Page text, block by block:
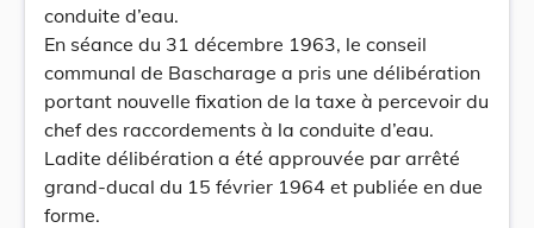
conduite d’eau.
En séance du 31 décembre 1963, le conseil
communal de Bascharage a pris une délibération
portant nouvelle fixation de la taxe à percevoir du
chef des raccordements à la conduite d’eau.
Ladite délibération a été approuvée par arrêté
grand-ducal du 15 février 1964 et publiée en due
forme.